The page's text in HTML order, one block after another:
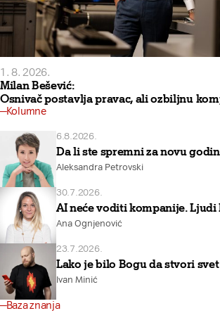
1. 8. 2026.
Milan Bešević:
Osnivač postavlja pravac, ali ozbiljnu
Kolumne
6.8.2026.
Da li ste spremni za novu
Aleksandra Petrovski
30.7.2026.
AI neće voditi kompanije. Ljudi
Ana Ognjenović
23.7.2026.
Lako je bilo Bogu da stvori
Ivan Minić
Baza znanja